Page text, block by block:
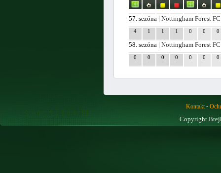
57. sezóna |Nottingham Forest FC
4 1 1 1 0 0 0
58. sezóna |Nottingham Forest FC
0 0 0 0 0 0 0
Kontakt-
Copyright